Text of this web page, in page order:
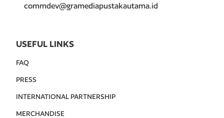
commdev@gramediapustakautama.id
USEFUL LINKS
FAQ
PRESS
INTERNATIONAL PARTNERSHIP
MERCHANDISE